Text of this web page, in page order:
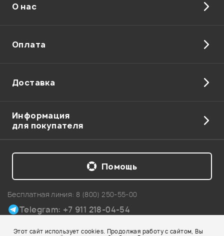
Этот сайт использует cookies. Продолжая работу с сайтом, Вы
О нас
Оплата
Доставка
Информация
для покупателя
Бесплатная линия: 8 (800) 250-55-00
Telegram: +7 911 218-04-54
Помощь